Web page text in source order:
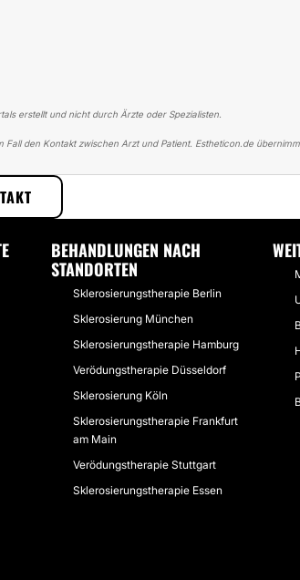
erstellt und nicht durch Ärzte oder Spezialisten.
den Kontakt zwischen Arzt und Patient. Estheticon.de
ÜBER SKLEROSIERUNG
BEHANDLUNGEN NACH
STANDORTEN
Sklerosierungstherapie Berlin
Sklerosierung München
Sklerosierungstherapie Hamburg
Verödungstherapie Düsseldorf
Sklerosierung Köln
Sklerosierungstherapie Frankfurt
am Main
Verödungstherapie Stuttgart
Sklerosierungstherapie Essen